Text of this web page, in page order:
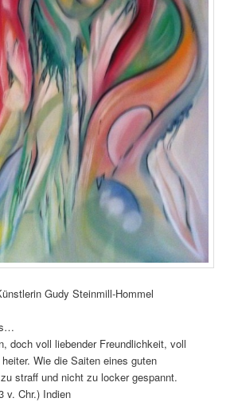
Gudy Steinmill-Hommel
doch voll liebender Freundlichkeit, voll
Wie die Saiten eines guten
straff und nicht zu locker gespannt.
v. Chr.) Indien